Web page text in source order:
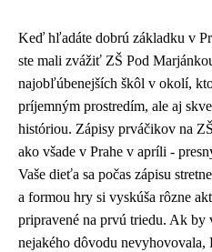
Keď hľadáte dobrú základku v
ste mali zvážiť ZŠ Pod
najobľúbenejších škôl v okolí,
príjemným prostredím, ale aj
históriou. Zápisy prváčikov na
ako všade v Prahe v apríli -
Vaše dieťa sa počas zápisu
a formou hry si vyskúša rôzne
pripravené na prvú triedu. Ak by
nejakého dôvodu nevyhovovala,